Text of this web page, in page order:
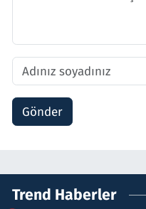
Gönder
Trend Haberler